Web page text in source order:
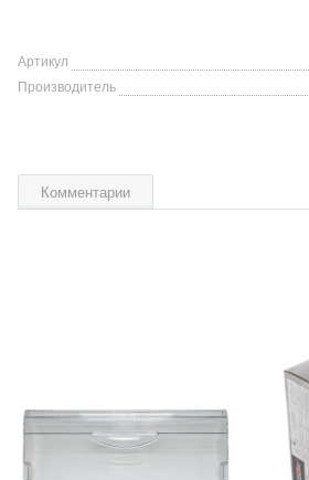
Артикул
Производитель
Комментарии